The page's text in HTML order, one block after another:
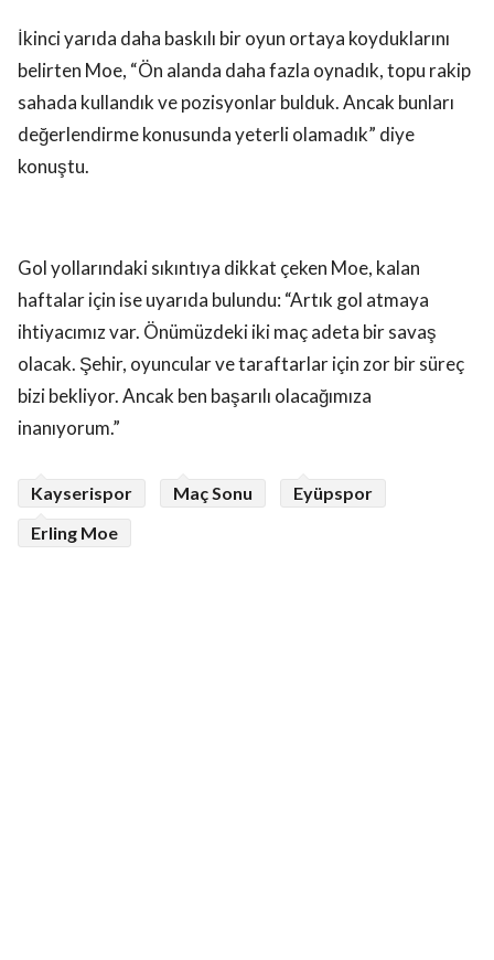
İkinci yarıda daha baskılı bir oyun ortaya koyduklarını
belirten Moe, “Ön alanda daha fazla oynadık, topu rakip
sahada kullandık ve pozisyonlar bulduk. Ancak bunları
değerlendirme konusunda yeterli olamadık” diye
konuştu.
Gol yollarındaki sıkıntıya dikkat çeken Moe, kalan
haftalar için ise uyarıda bulundu: “Artık gol atmaya
ihtiyacımız var. Önümüzdeki iki maç adeta bir savaş
olacak. Şehir, oyuncular ve taraftarlar için zor bir süreç
bizi bekliyor. Ancak ben başarılı olacağımıza
inanıyorum.”
Kayserispor Maç Sonu
Eyüpspor
Erling Moe